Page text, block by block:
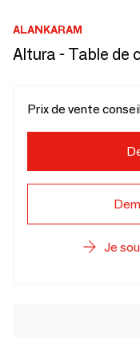
ALANKARAM
Altura - Table de
Prix de vente
Je